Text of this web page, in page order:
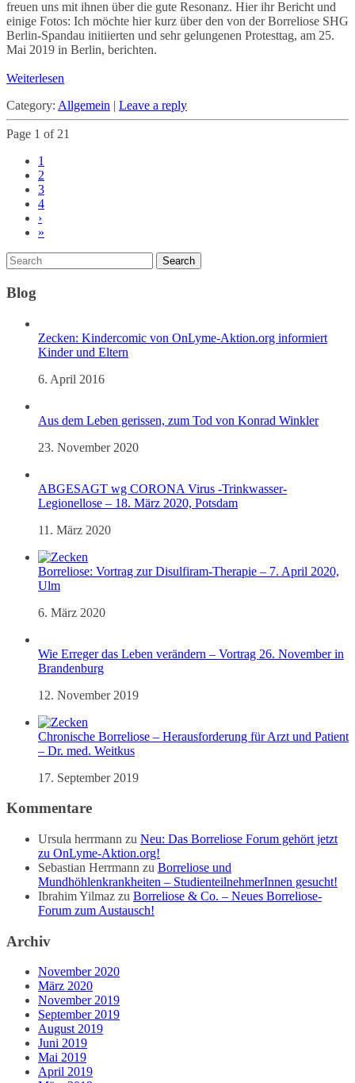
freuen uns mit ihnen über die gute Resonanz. Hier ihr Bericht und
einige Fotos: Ich möchte hier kurz über den von der Borreliose SHG
Berlin-Spandau initiierten und sehr gelungenen Protesttag, am 25.
Mai 2019 in Berlin, berichten.
Weiterlesen
Category: Allgemein | Leave a reply
Page 1 of 21
1
2
3
4
›
»
Blog
Zecken: Kindercomic von OnLyme-Aktion.org informiert
Kinder und Eltern
6. April 2016
Aus dem Leben gerissen, zum Tod von Konrad Winkler
23. November 2020
ABGESAGT wg CORONA Virus -Trinkwasser-
Legionellose – 18. März 2020, Potsdam
11. März 2020
Borreliose: Vortrag zur Disulfiram-Therapie – 7. April 2020,
Ulm
6. März 2020
Wie Erreger das Leben verändern – Vortrag 26. November in
Brandenburg
12. November 2019
Chronische Borreliose – Herausforderung für Arzt und Patient
– Dr. med. Weitkus
17. September 2019
Kommentare
Ursula herrmann zu Neu: Das Borreliose Forum gehört jetzt
zu OnLyme-Aktion.org!
Sebastian Herrmann zu Borreliose und
Mundhöhlenkrankheiten – StudienteilnehmerInnen gesucht!
Ibrahim Yilmaz zu Borreliose & Co. – Neues Borreliose-
Forum zum Austausch!
Archiv
November 2020
März 2020
November 2019
September 2019
August 2019
Juni 2019
Mai 2019
April 2019